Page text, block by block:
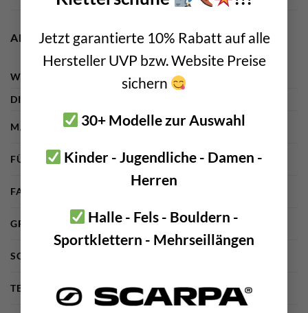
Jetzt garantierte 10% Rabatt auf alle
Hersteller UVP bzw. Website Preise
sichern
30+ Modelle zur Auswahl
Kinder - Jugendliche - Damen -
Herren
Halle - Fels - Bouldern -
Sportklettern - Mehrseillängen
ADDITIONAL INFORMATION
WEIGHT
N/A
DIMENSIONS
MARKE Ocun
FÜR Herren
FARBE
GRÖSSE BEKLEIDUNG S, M, L, XL
SCHNITT
TEXTILIEN Baumwolle, Elastan